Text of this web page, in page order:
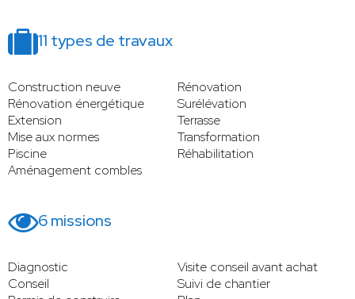
11 types de travaux
Construction neuve
Rénovation
Rénovation énergétique
Surélévation
Extension
Terrasse
Mise aux normes
Transformation
Piscine
Réhabilitation
Aménagement combles
6 missions
Diagnostic
Visite conseil avant achat
Conseil
Suivi de chantier